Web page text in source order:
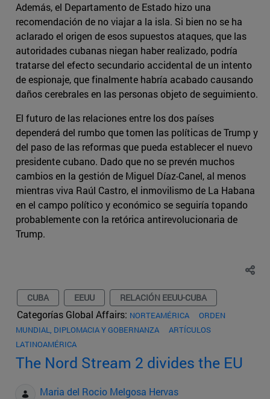
Además, el Departamento de Estado hizo una
recomendación de no viajar a la isla. Si bien no se ha
aclarado el origen de esos supuestos ataques, que las
autoridades cubanas niegan haber realizado, podría
tratarse del efecto secundario accidental de un intento
de espionaje, que finalmente habría acabado causando
daños cerebrales en las personas objeto de seguimiento.
El futuro de las relaciones entre los dos países
dependerá del rumbo que tomen las políticas de Trump y
del paso de las reformas que pueda establecer el nuevo
presidente cubano. Dado que no se prevén muchos
cambios en la gestión de Miguel Díaz-Canel, al menos
mientras viva Raúl Castro, el inmovilismo de La Habana
en el campo político y económico se seguiría topando
probablemente con la retórica antirevolucionaria de
Trump.
CUBA EEUU RELACIÓN EEUU-CUBA
Categorías Global Affairs: NORTEAMÉRICA
ORDEN
MUNDIAL, DIPLOMACIA Y GOBERNANZA
ARTÍCULOS
LATINOAMÉRICA
The Nord Stream 2 divides the EU
Maria del Rocio Melgosa Hervas